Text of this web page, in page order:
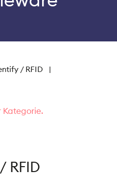
/ RFID
Kategorie.
RFID